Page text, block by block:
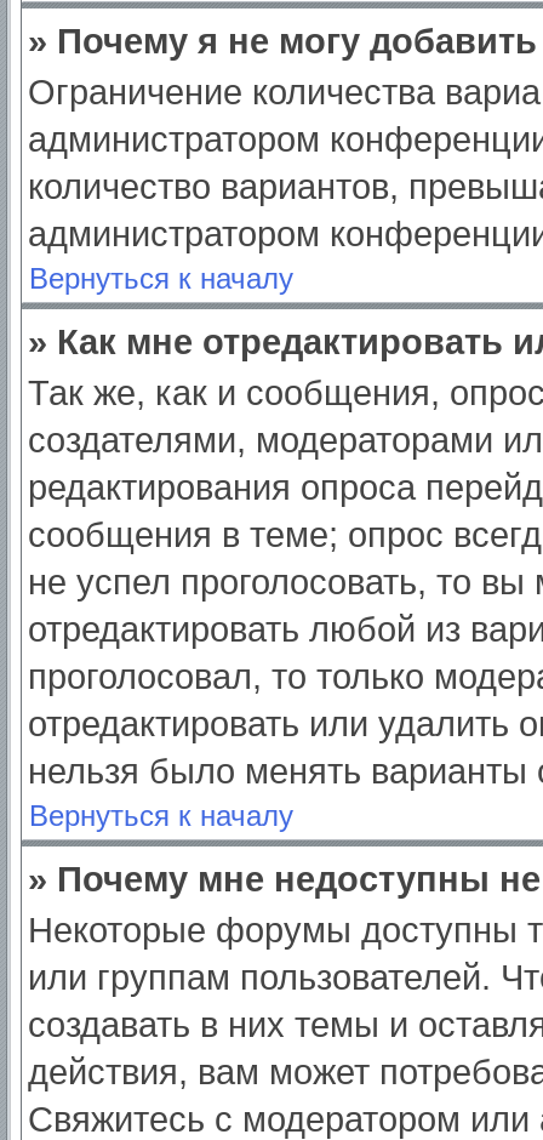
» Почему я не могу
Ограничение количества
администратором
количество вариантов,
администратором
Вернуться к началу
» Как мне отредактировать
Так же, как и сообщения,
создателями, модераторами
редактирования опроса
сообщения в теме; опрос
не успел проголосовать, то
отредактировать любой из
проголосовал, то только
отредактировать или удалить
нельзя было менять варианты
Вернуться к началу
» Почему мне недоступны
Некоторые форумы доступны
или группам пользователей.
создавать в них темы и
действия, вам может
Свяжитесь с модератором